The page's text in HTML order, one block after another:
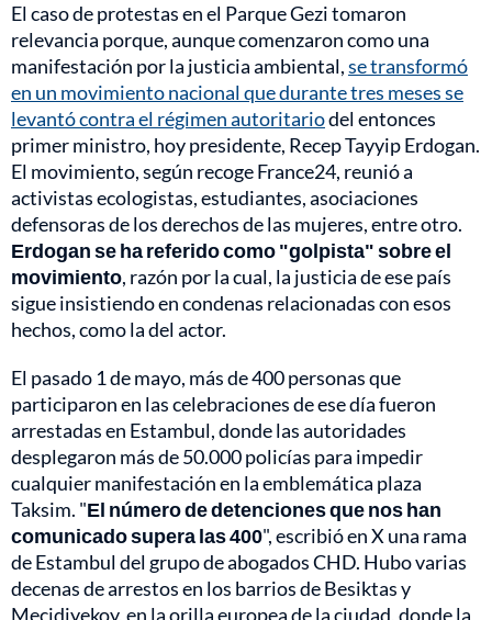
El caso de protestas en el Parque Gezi tomaron
relevancia porque, aunque comenzaron como una
manifestación por la justicia ambiental,se transformó
en un movimiento nacional que durante tres meses se
levantó contra el régimen autoritariodel entonces
primer ministro, hoy presidente, Recep Tayyip Erdogan.
El movimiento, según recoge France24, reunió a
activistas ecologistas, estudiantes, asociaciones
defensoras de los derechos de las mujeres, entre otro.
Erdogan se ha referido como "golpista" sobre el
movimiento, razón por la cual, la justicia de ese país
sigue insistiendo en condenas relacionadas con esos
hechos, como la del actor.
El pasado 1 de mayo, más de 400 personas que
participaron en las celebraciones de ese día fueron
arrestadas en Estambul, donde las autoridades
desplegaron más de 50.000 policías para impedir
cualquier manifestación en la emblemática plaza
Taksim. "El número de detenciones que nos han
comunicado supera las 400", escribió en X una rama
de Estambul del grupo de abogados CHD. Hubo varias
decenas de arrestos en los barrios de Besiktas y
Mecidiyekoy, en la orilla europea de la ciudad, donde la